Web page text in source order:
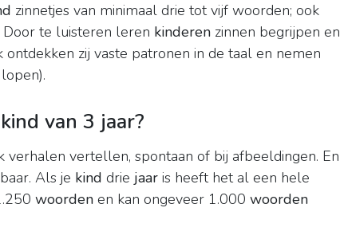
zinnetjes van minimaal drie tot vijf woorden; ook
te luisteren leren kinderen zinnen begrijpen en
zij vaste patronen in de taal en nemen
van 3 jaar?
verhalen vertellen, spontaan of bij afbeeldingen. En
Als je kind drie jaar is heeft het al een hele
woorden en kan ongeveer 1.000 woorden